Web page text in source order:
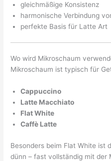
gleichmäßige Konsistenz
harmonische Verbindung
perfekte Basis für Latte Art
Wo wird Mikroschaum
Mikroschaum ist typisch für
Cappuccino
Latte Macchiato
Flat White
Caffè Latte
Besonders beim Flat White ist
dünn – fast vollständig mit der